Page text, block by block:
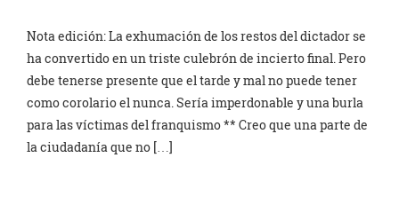
Nota edición: La exhumación de los restos del dictador se
ha convertido en un triste culebrón de incierto final. Pero
debe tenerse presente que el tarde y mal no puede tener
como corolario el nunca. Sería imperdonable y una burla
para las víctimas del franquismo ** Creo que una parte de
la ciudadanía que no […]